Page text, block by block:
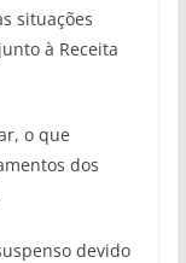
situações
à Receita
o que
dos
devido